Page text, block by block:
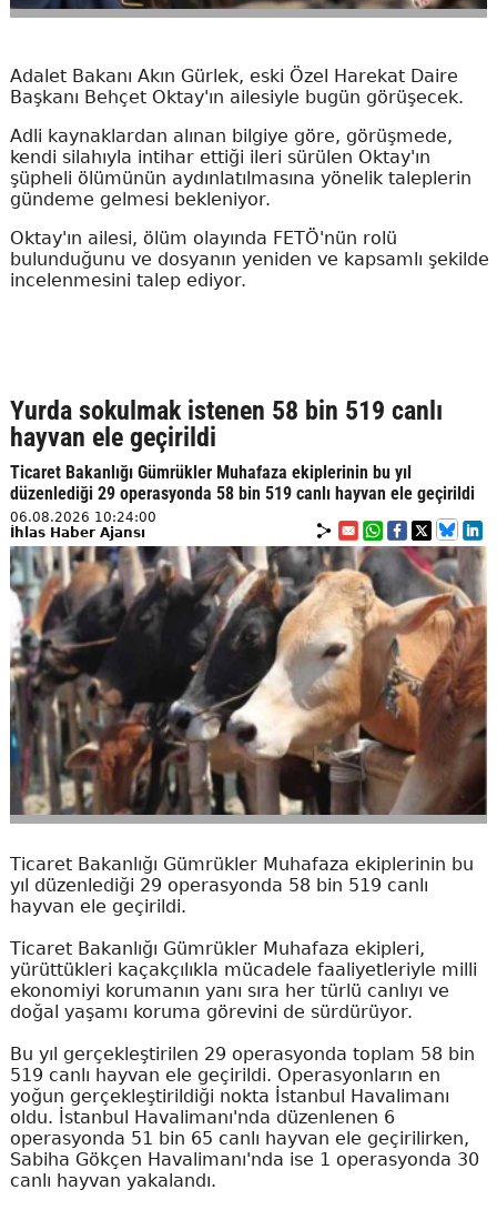
Adalet Bakanı Akın Gürlek, eski Özel Harekat Daire
Başkanı Behçet Oktay'ın ailesiyle bugün görüşecek.
Adli kaynaklardan alınan bilgiye göre, görüşmede,
kendi silahıyla intihar ettiği ileri sürülen Oktay'ın
şüpheli ölümünün aydınlatılmasına yönelik taleplerin
gündeme gelmesi bekleniyor.
Oktay'ın ailesi, ölüm olayında FETÖ'nün rolü
bulunduğunu ve dosyanın yeniden ve kapsamlı şekilde
incelenmesini talep ediyor.
Yurda sokulmak istenen 58 bin 519 canlı
hayvan ele geçirildi
Ticaret Bakanlığı Gümrükler Muhafaza ekiplerinin bu yıl
düzenlediği 29 operasyonda 58 bin 519 canlı hayvan ele geçirildi
06.08.2026 10:24:00
İhlas Haber Ajansı
Ticaret Bakanlığı Gümrükler Muhafaza ekiplerinin bu
yıl düzenlediği 29 operasyonda 58 bin 519 canlı
hayvan ele geçirildi.
Ticaret Bakanlığı Gümrükler Muhafaza ekipleri,
yürüttükleri kaçakçılıkla mücadele faaliyetleriyle milli
ekonomiyi korumanın yanı sıra her türlü canlıyı ve
doğal yaşamı koruma görevini de sürdürüyor.
Bu yıl gerçekleştirilen 29 operasyonda toplam 58 bin
519 canlı hayvan ele geçirildi. Operasyonların en
yoğun gerçekleştirildiği nokta İstanbul Havalimanı
oldu. İstanbul Havalimanı'nda düzenlenen 6
operasyonda 51 bin 65 canlı hayvan ele geçirilirken,
Sabiha Gökçen Havalimanı'nda ise 1 operasyonda 30
canlı hayvan yakalandı.